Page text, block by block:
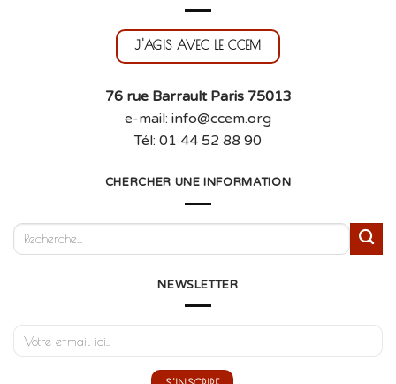
J'AGIS AVEC LE CCEM
76 rue Barrault Paris 75013
e-mail: info@ccem.org
Tél: 01 44 52 88 90
CHERCHER UNE INFORMATION
NEWSLETTER